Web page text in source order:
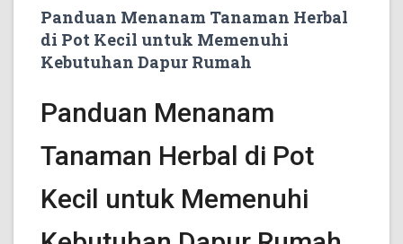
Panduan Menanam Tanaman Herbal
di Pot Kecil untuk Memenuhi
Kebutuhan Dapur Rumah
Panduan Menanam
Tanaman Herbal di Pot
Kecil untuk Memenuhi